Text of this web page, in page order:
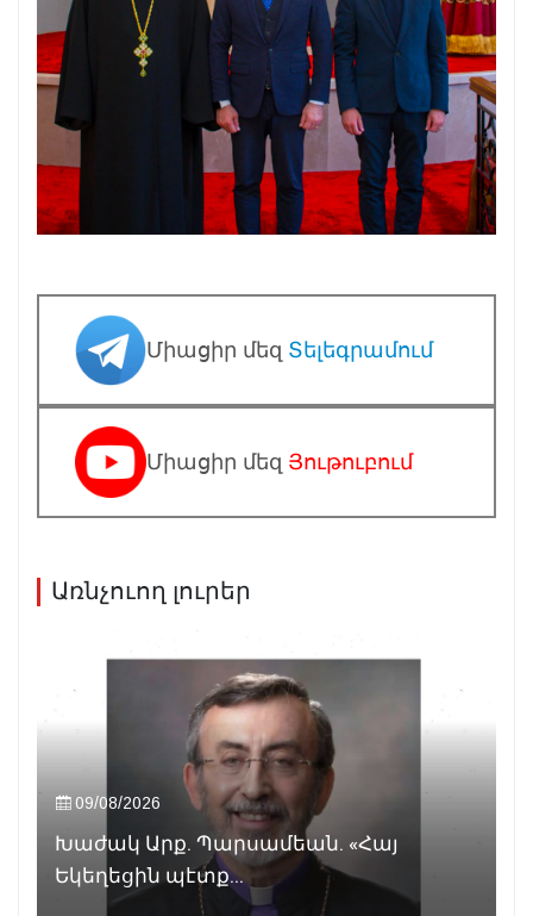
Միացիր մեզ Տելեգրամում
Միացիր մեզ Յութուբում
Առնչուող լուրեր
09/08/2026
Խաժակ Արք. Պարսամեան. «Հայ
Եկեղեցին պէտք...